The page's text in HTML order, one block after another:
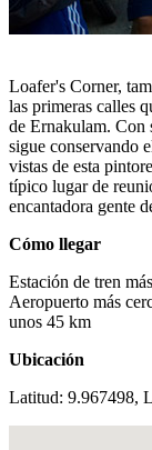
Loafer's Corner,
las primeras calles
de Ernakulam. Con
sigue conservando
vistas de esta
típico lugar de
encantadora gente
Cómo llegar
Estación de tren
Aeropuerto más
unos 45 km
Ubicación
Latitud: 9.967498,